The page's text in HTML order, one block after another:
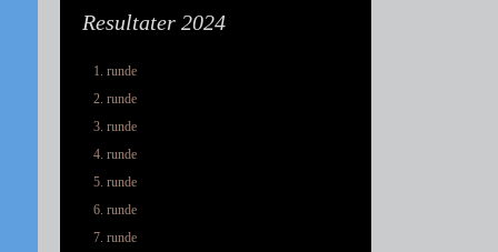
Resultater 2024
1. runde
2. runde
3. runde
4. runde
5. runde
6. runde
7. runde